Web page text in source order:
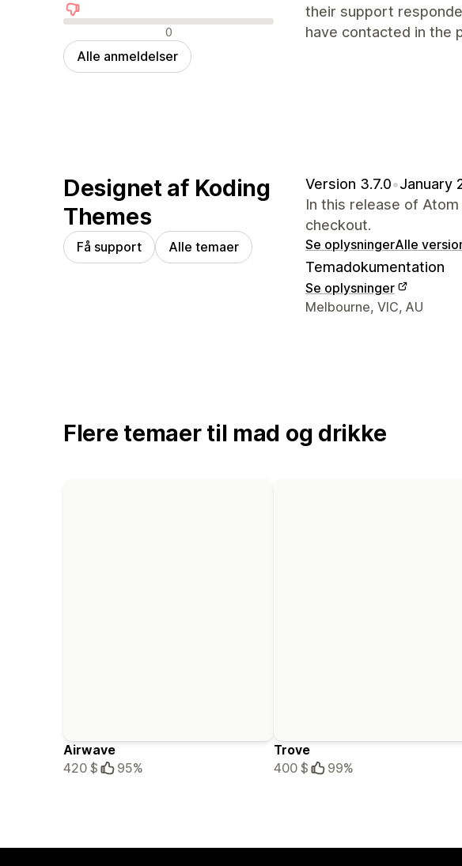
Negative anmeldelser
0
Alle anmeldelser
their support
have contacted in the
Designet af Koding
Themes
Få support Alle temaer
Version 3.7.0•January
In this release of
checkout.
Se oplysningerAlle
Temadokumentation
Se oplysninger
Se kontaktoplysninger
Melbourne, VIC, AU
Flere temaer til mad og drikke
Airwave
420 $
95%
Trove
400 $
99%